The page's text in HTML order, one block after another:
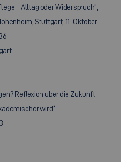
– Alltag oder Widerspruch“,
Stuttgart, 11. Oktober
Reflexion über die Zukunft
wird“